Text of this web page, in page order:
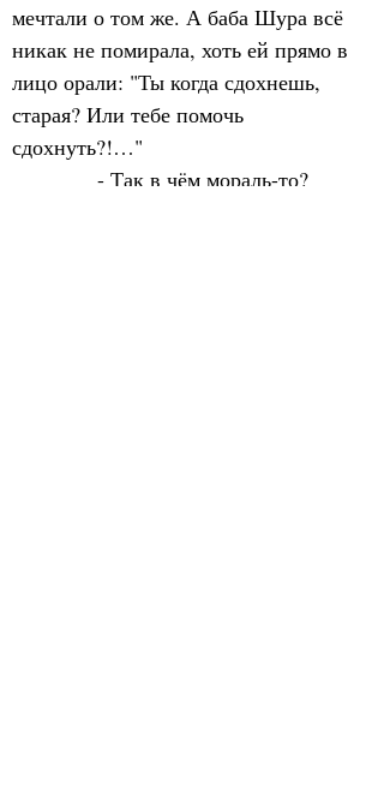
мечтали о том же. А баба Шура всё
никак не помирала, хоть ей прямо в
лицо орали: "Ты когда сдохнешь,
старая? Или тебе помочь
сдохнуть?!…"
- Так в чём мораль-то?